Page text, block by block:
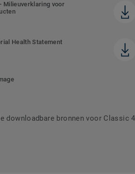
- Milieuverklaring voor
Health Statement
downloadbare bronnen voor Classic